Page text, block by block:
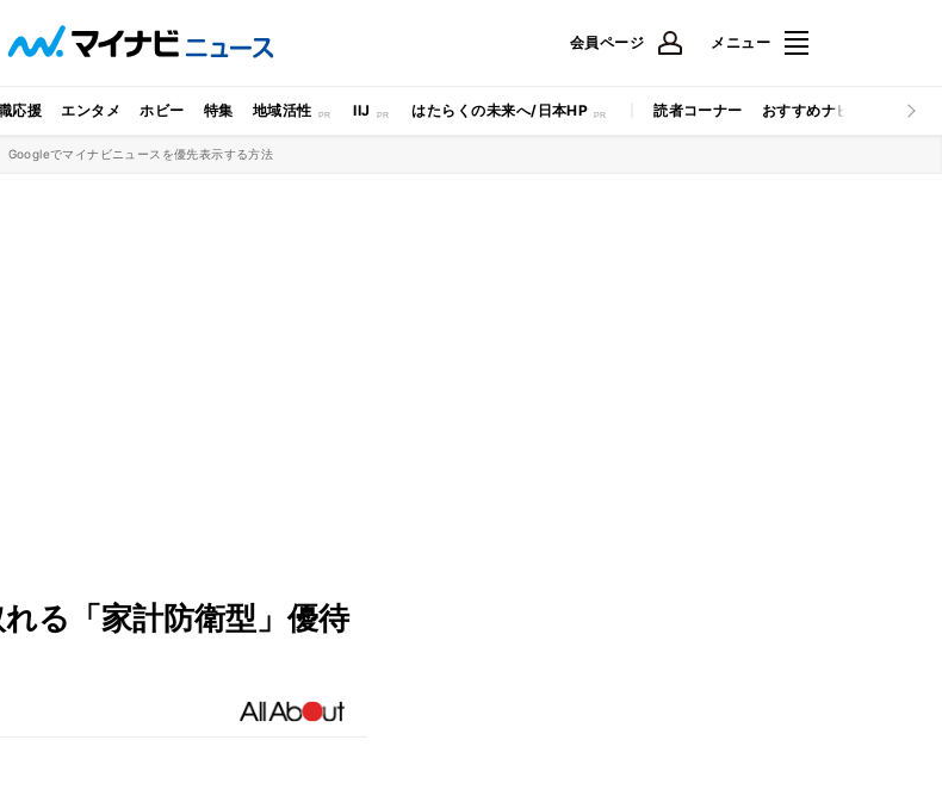
会員ページ メニュー
応援 エンタメ ホビー 特集 地域活性 IIJ はたらくの未来へ/日本HP 読者コーナー おすすめナビ マイナビ
Googleでマイナビニュースを優先表示する方法
る「家計防衛型」優待